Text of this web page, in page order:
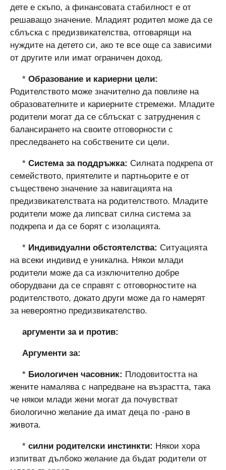
дете е скъпо, а финансовата стабилност е от
решаващо значение. Младият родител може да се
сблъска с предизвикателства, отговарящи на
нуждите на детето си, ако те все още са зависими
от другите или имат ограничен доход.
* Образование и кариерни цели:
Родителството може значително да повлияе на
образователните и кариерните стремежи. Младите
родители могат да се сблъскат с затруднения с
балансирането на своите отговорности с
преследването на собствените си цели.
* Система за поддръжка: Силната подкрепа от
семейството, приятелите и партньорите е от
съществено значение за навигацията на
предизвикателствата на родителството. Младите
родители може да липсват силна система за
подкрепа и да се борят с изолацията.
* Индивидуални обстоятелства: Ситуацията
на всеки индивид е уникална. Някои млади
родители може да са изключително добре
оборудвани да се справят с отговорностите на
родителството, докато други може да го намерят
за невероятно предизвикателство.
аргументи за и против:
Аргументи за:
* Биологичен часовник: Плодовитостта на
жените намалява с напредване на възрастта, така
че някои млади жени могат да почувстват
биологично желание да имат деца по -рано в
живота.
* силни родителски инстинкти: Някои хора
изпитват дълбоко желание да бъдат родители от